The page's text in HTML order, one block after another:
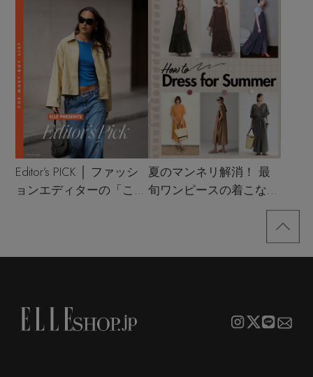
Editor’s PICK │ ファッシ
ョンエディターの「これ
夏のマンネリ解消！ 最
旬ワンピースの着こなし